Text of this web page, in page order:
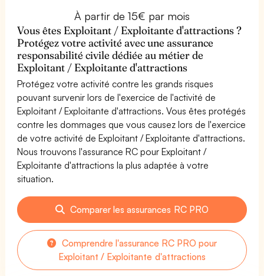
À partir de 15€ par mois
Vous êtes Exploitant / Exploitante d'attractions ?
Protégez votre activité avec une assurance
responsabilité civile dédiée au métier de
Exploitant / Exploitante d'attractions
Protégez votre activité contre les grands risques
pouvant survenir lors de l'exercice de l'activité de
Exploitant / Exploitante d'attractions. Vous êtes protégés
contre les dommages que vous causez lors de l'exercice
de votre activité de Exploitant / Exploitante d'attractions.
Nous trouvons l'assurance RC pour Exploitant /
Exploitante d'attractions la plus adaptée à votre
situation.
Comparer les assurances RC PRO
Comprendre l'assurance RC PRO pour
Exploitant / Exploitante d'attractions